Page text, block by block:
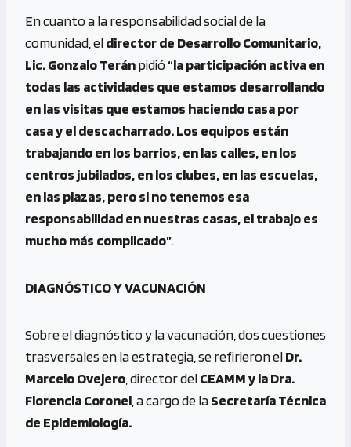
En cuanto a la responsabilidad social de la
comunidad, eldirector de Desarrollo Comunitario,
Lic. Gonzalo Teránpidió“la participación activa en
todas las actividades que estamos desarrollando
en las visitas que estamos haciendo casa por
casa y el descacharrado. Los equipos están
trabajando en los barrios, en las calles, en los
centros jubilados, en los clubes, en las escuelas,
en las plazas, pero si no tenemos esa
responsabilidad en nuestras casas, el trabajo es
mucho más complicado”.
DIAGNÓSTICO Y VACUNACIÓN
Sobre el diagnóstico y la vacunación, dos cuestiones
trasversales en la estrategia, se refirieron elDr.
Marcelo Ovejero , director delCEAMM y la Dra.
Florencia Coronel , a cargo de laSecretaría Técnica
de Epidemiología.